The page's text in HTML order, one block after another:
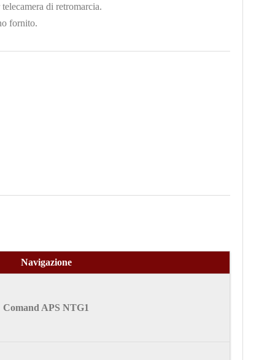
di retromarcia.
fornito.
Navigazione
Comand APS NTG1